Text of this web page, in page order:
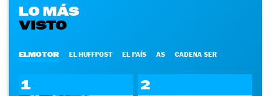
LO MÁS
VISTO
ELMOTOR EL HUFFPOST EL PAÍS AS CADENA SER
1 2